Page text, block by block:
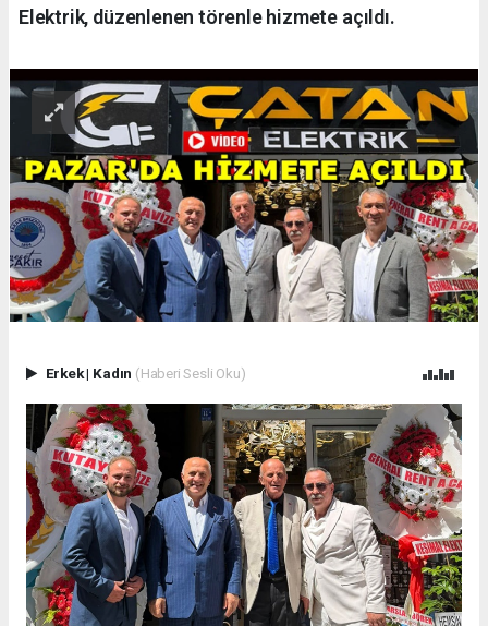
Elektrik, düzenlenen törenle hizmete açıldı.
Erkek| Kadın (Haberi Sesli Oku)